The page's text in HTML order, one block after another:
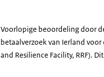
Voorlopige beoordeling door
betaalverzoek van Ierland
and Resilience Facility, RRF).